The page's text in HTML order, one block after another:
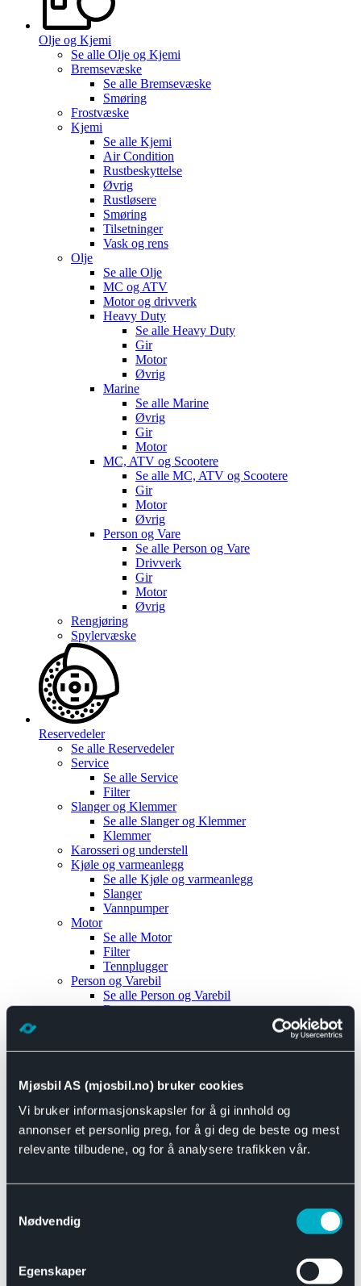
Mjøsbil AS (mjosbil.no) bruker cookies
Vi bruker informasjonskapsler for å gi innhold og
annonser et personlig preg, for å gi deg de beste og mest
relevante tilbudene, og for å analysere trafikken vår.
Nødvendig
Egenskaper
Olje og Kjemi
Se alle Olje og Kjemi
Bremsevæske
Se alle Bremsevæske
Smøring
Frostvæske
Kjemi
Se alle Kjemi
Air Condition
Rustbeskyttelse
Øvrig
Rustløsere
Smøring
Tilsetninger
Vask og rens
Olje
Se alle Olje
MC og ATV
Motor og drivverk
Heavy Duty
Se alle Heavy Duty
Gir
Motor
Øvrig
Marine
Se alle Marine
Øvrig
Gir
Motor
MC, ATV og Scootere
Se alle MC, ATV og Scootere
Gir
Motor
Øvrig
Person og Vare
Se alle Person og Vare
Drivverk
Gir
Motor
Øvrig
Rengjøring
Spylervæske
Reservedeler
Se alle Reservedeler
Service
Se alle Service
Filter
Slanger og Klemmer
Se alle Slanger og Klemmer
Klemmer
Karosseri og understell
Kjøle og varmeanlegg
Se alle Kjøle og varmeanlegg
Slanger
Vannpumper
Motor
Se alle Motor
Filter
Tennplugger
Person og Varebil
Se alle Person og Varebil
Brems
Motor og drivverk
Se alle Universal
Bremsedeler
Se alle Bremsedeler
Bremsenippler
Drivline og motor
Se alle Drivline og motor
Eksosanlegg